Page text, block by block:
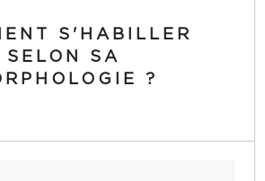
S'HABILLER
SELON SA
?